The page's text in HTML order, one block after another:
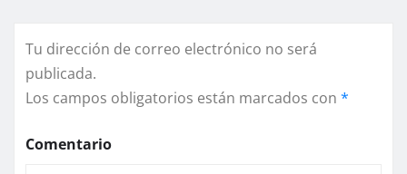
Tu dirección de correo electrónico no será
publicada.
Los campos obligatorios están marcados con *
Comentario